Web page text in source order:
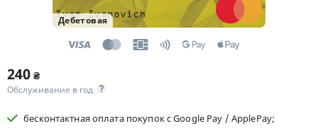
Дебетовая
240 ₴
Обслуживание в год
бесконтактная оплата покупок с Google Pay / ApplePay;